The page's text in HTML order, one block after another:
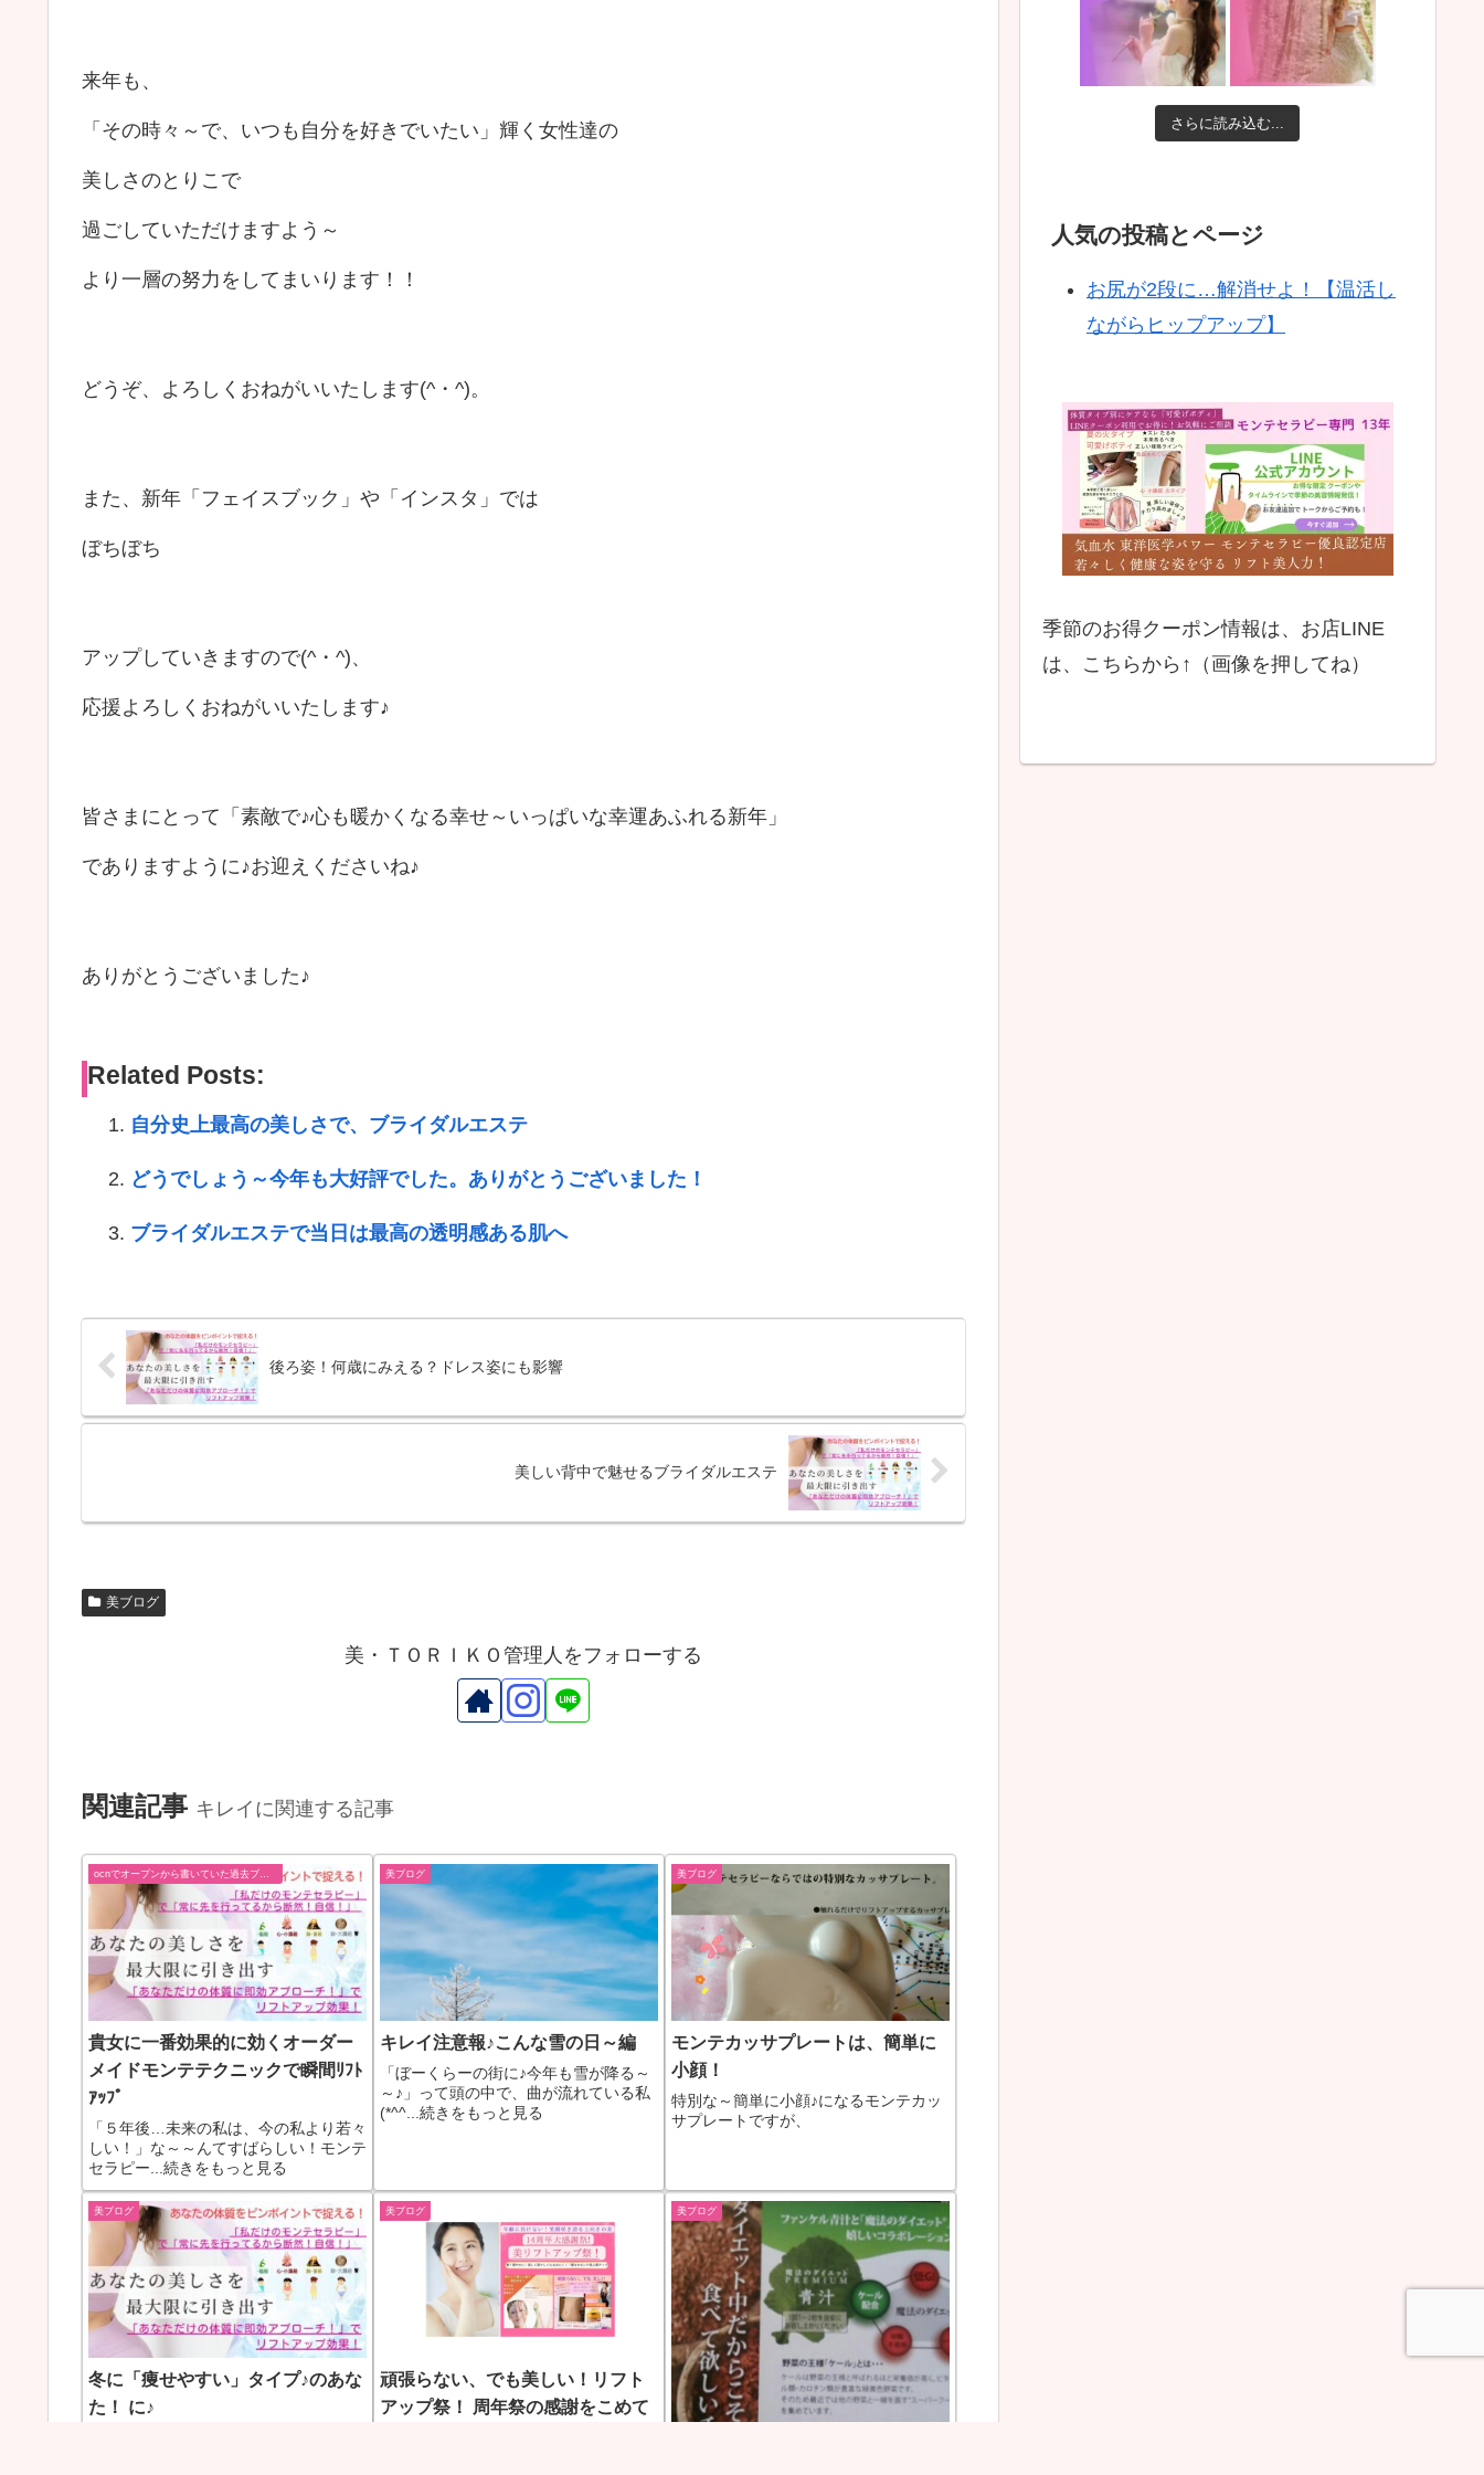
来年も、
「その時々～で、いつも自分を好きでいたい」輝く女性達の
美しさのとりこで
過ごしていただけますよう～
より一層の努力をしてまいります！！
どうぞ、よろしくおねがいいたします(^・^)。
また、新年「フェイスブック」や「インスタ」では
ぼちぼち
アップしていきますので(^・^)、
応援よろしくおねがいいたします♪
皆さまにとって「素敵で♪心も暖かくなる幸せ～いっぱいな幸運あふれる新年」
でありますように♪お迎えくださいね♪
ありがとうございました♪
Related Posts:
自分史上最高の美しさで、ブライダルエステ
どうでしょう～今年も大好評でした。ありがとうございました！
ブライダルエステで当日は最高の透明感ある肌へ
後ろ姿！何歳にみえる？ドレス姿にも影響
美しい背中で魅せるブライダルエステ
美ブログ
美・ＴＯＲＩＫＯ管理人をフォローする
関連記事 キレイに関連する記事
貴女に一番効果的に効くオーダー
メイドモンテテクニックで瞬間ﾘﾌﾄ
ｱｯﾌﾟ
「５年後…未来の私は、今の私より若々
しい！」な～～んてすばらしい！モンテ
セラピー...続きをもっと見る
美ブログ
キレイ注意報♪こんな雪の日～編
「ぼーくらーの街に♪今年も雪が降る～
～♪」って頭の中で、曲が流れている私
(*^^...続きをもっと見る
美ブログ
モンテカッサプレートは、簡単に
小顔！
特別な～簡単に小顔♪になるモンテカッ
サプレートですが、
美ブログ
冬に「痩せやすい」タイプ♪のあな
た！ に♪
美ブログ
頑張らない、でも美しい！リフト
アップ祭！ 周年祭の感謝をこめて
美ブログ
さらに読み込む...
人気の投稿とページ
お尻が2段に…解消せよ！【温活し
ながらヒップアップ】
季節のお得クーポン情報は、お店LINE
は、こちらから↑（画像を押してね）